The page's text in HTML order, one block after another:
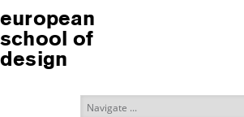
european
school of
design